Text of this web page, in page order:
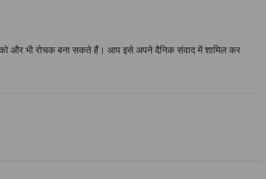
को और भी रोचक बना सकते हैं। आप इसे अपने दैनिक संवाद में शामिल कर